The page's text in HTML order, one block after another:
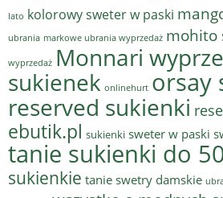
lato kolorowy sweter w paski
ubrania markowe ubrania wyprzedaż mohito
wyprzedaż Monnari
sukienek onlinehurt orsay
reserved sukienki
ebutik.pl sukienki sweter w paski
tanie sukienki do
sukienkie tanie swetry damskie